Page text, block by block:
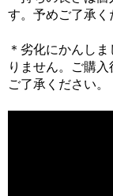
す。予めご了承く
＊劣化にかんし
りません。ご購
ご了承ください。